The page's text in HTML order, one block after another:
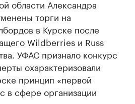
области Александра
торги на
в Курске после
Wildberries и Russ
УФАС признало конкурс
охарактеризовали
принцип «первой
в сфере организации